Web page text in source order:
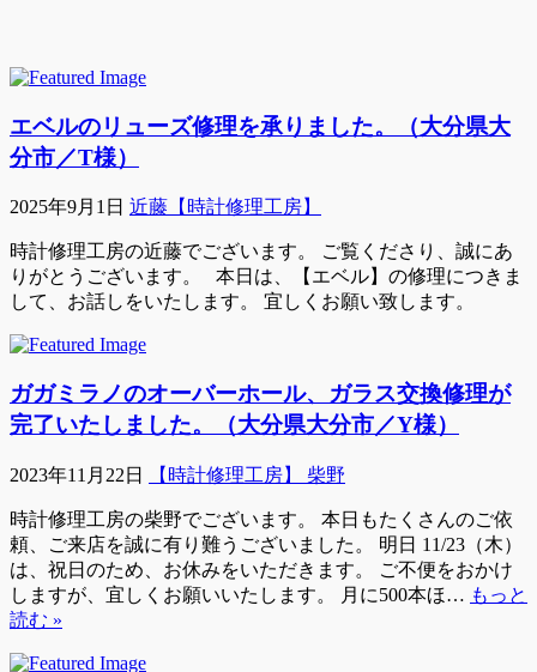
エベルのリューズ修理を承りました。（大分県大
分市／T様）
2025年9月1日 近藤【時計修理工房】
時計修理工房の近藤でございます。 ご覧くださり、誠にあ
りがとうございます。 本日は、【エベル】の修理につきま
して、お話しをいたします。 宜しくお願い致します。
ガガミラノのオーバーホール、ガラス交換修理が
完了いたしました。（大分県大分市／Y様）
2023年11月22日 【時計修理工房】 柴野
時計修理工房の柴野でございます。 本日もたくさんのご依
頼、ご来店を誠に有り難うございました。 明日 11/23（木）
は、祝日のため、お休みをいただきます。 ご不便をおかけ
しますが、宜しくお願いいたします。 月に500本ほ… もっと
読む »